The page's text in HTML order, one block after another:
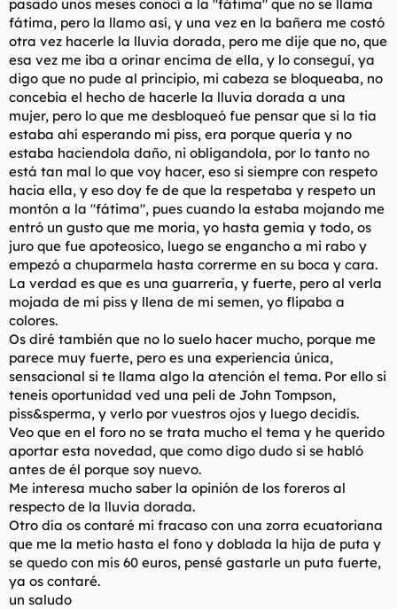
pasado unos meses conocí a la "fátima" que no se llama
fátima, pero la llamo así, y una vez en la bañera me costó
otra vez hacerle la lluvia dorada, pero me dije que no, que
esa vez me iba a orinar encima de ella, y lo conseguí, ya
digo que no pude al principio, mi cabeza se bloqueaba, no
concebia el hecho de hacerle la lluvia dorada a una
mujer, pero lo que me desbloqueó fue pensar que si la tia
estaba ahí esperando mi piss, era porque quería y no
estaba haciendola daño, ni obligandola, por lo tanto no
está tan mal lo que voy hacer, eso si siempre con respeto
hacia ella, y eso doy fe de que la respetaba y respeto un
montón a la "fátima", pues cuando la estaba mojando me
entró un gusto que me moria, yo hasta gemia y todo, os
juro que fue apoteosico, luego se engancho a mi rabo y
empezó a chuparmela hasta correrme en su boca y cara.
La verdad es que es una guarrería, y fuerte, pero al verla
mojada de mi piss y llena de mi semen, yo flipaba a
colores.
Os diré también que no lo suelo hacer mucho, porque me
parece muy fuerte, pero es una experiencia única,
sensacional si te llama algo la atención el tema. Por ello si
teneis oportunidad ved una peli de John Tompson,
piss&sperma, y verlo por vuestros ojos y luego decidís.
Veo que en el foro no se trata mucho el tema y he querido
aportar esta novedad, que como digo dudo si se habló
antes de él porque soy nuevo.
Me interesa mucho saber la opinión de los foreros al
respecto de la lluvia dorada.
Otro día os contaré mi fracaso con una zorra ecuatoriana
que me la metio hasta el fono y doblada la hija de puta y
se quedo con mis 60 euros, pensé gastarle un puta fuerte,
ya os contaré.
un saludo